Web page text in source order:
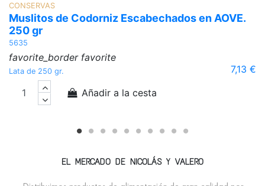
CONSERVAS
Muslitos de Codorniz Escabechados en AOVE.
250 gr
5635
favorite_border favorite
7,13 €
Lata de 250 gr.
Añadir a la cesta
EL MERCADO DE NICOLÁS Y VALERO